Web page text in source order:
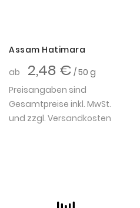
Assam Hatimara
ab
2,48 € / 50 g
Preisangaben sind
Gesamtpreise inkl. MwSt.
und zzgl. Versandkosten